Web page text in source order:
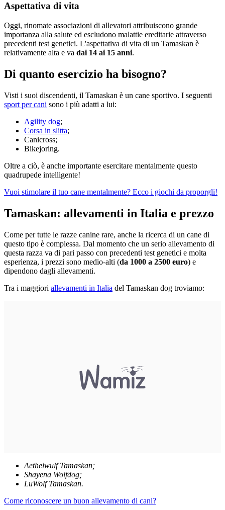
Aspettativa di vita
Oggi, rinomate associazioni di allevatori attribuiscono grande
importanza alla salute ed escludono malattie ereditarie attraverso
precedenti test genetici. L'aspettativa di vita di un Tamaskan è
relativamente alta e va dai 14 ai 15 anni.
Di quanto esercizio ha bisogno?
Visti i suoi discendenti, il Tamaskan è un cane sportivo. I seguenti
sport per cani sono i più adatti a lui:
Agility dog;
Corsa in slitta;
Canicross;
Bikejoring.
Oltre a ciò, è anche importante esercitare mentalmente questo
quadrupede intelligente!
Vuoi stimolare il tuo cane mentalmente? Ecco i giochi da proporgli!
Tamaskan: allevamenti in Italia e prezzo
Come per tutte le razze canine rare, anche la ricerca di un cane di
questo tipo è complessa. Dal momento che un serio allevamento di
questa razza va di pari passo con precedenti test genetici e molta
esperienza, i prezzi sono medio-alti (da 1000 a 2500 euro) e
dipendono dagli allevamenti.
Tra i maggiori allevamenti in Italia del Tamaskan dog troviamo:
Aethelwulf Tamaskan;
Shayena Wolfdog;
LuWolf Tamaskan.
Come riconoscere un buon allevamento di cani?